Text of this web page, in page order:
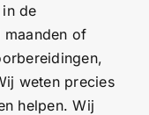
de
maanden of
weten precies
helpen. Wij